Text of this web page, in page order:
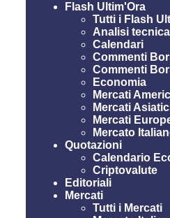
Flash Ultim'Ora
Tutti i Flash
Analisi tecnica
Calendari
Commenti
Commenti
Economia
Mercati
Mercati
Mercati
Mercato
Quotazioni
Calendario
Criptovalute
Editoriali
Mercati
Tutti i Mercati